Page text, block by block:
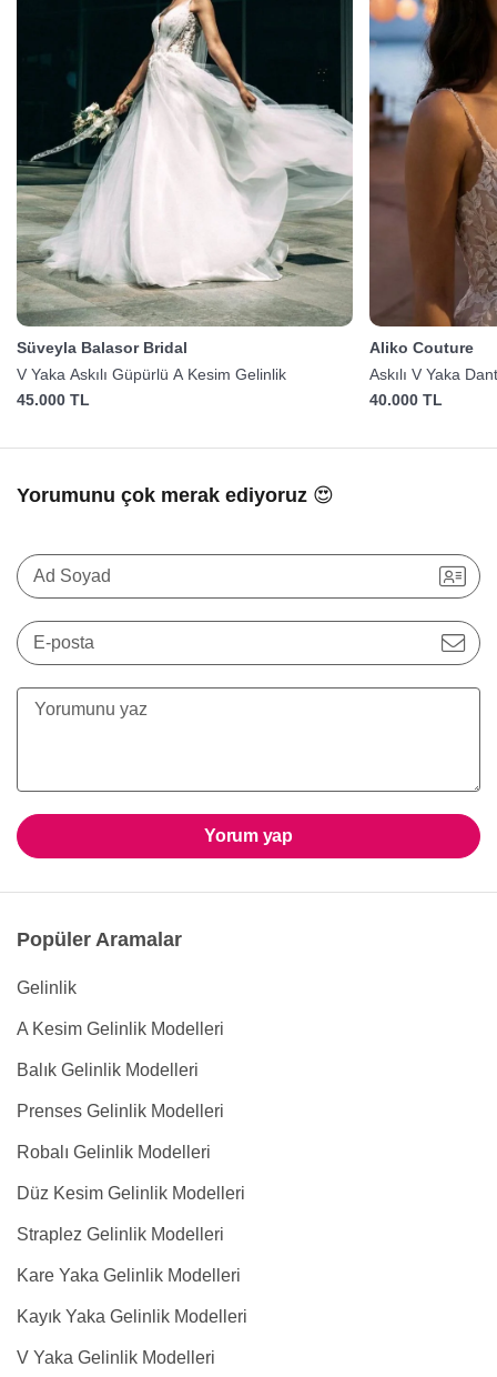
Süveyla Balasor Bridal
V Yaka Askılı Güpürlü A Kesim Gelinlik
45.000 TL
Aliko Couture
Askılı V Yaka
40.000 TL
Yorumunu çok merak ediyoruz 😍
Ad Soyad
E-posta
Yorum yap
Popüler Aramalar
Gelinlik
A Kesim Gelinlik Modelleri
Balık Gelinlik Modelleri
Prenses Gelinlik Modelleri
Robalı Gelinlik Modelleri
Düz Kesim Gelinlik Modelleri
Straplez Gelinlik Modelleri
Kare Yaka Gelinlik Modelleri
Kayık Yaka Gelinlik Modelleri
V Yaka Gelinlik Modelleri